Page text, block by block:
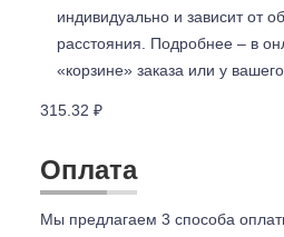
индивидуально и зависит от
расстояния. Подробнее – в
«корзине» заказа или у
315.32 ₽
Оплата
Мы предлагаем 3 способа